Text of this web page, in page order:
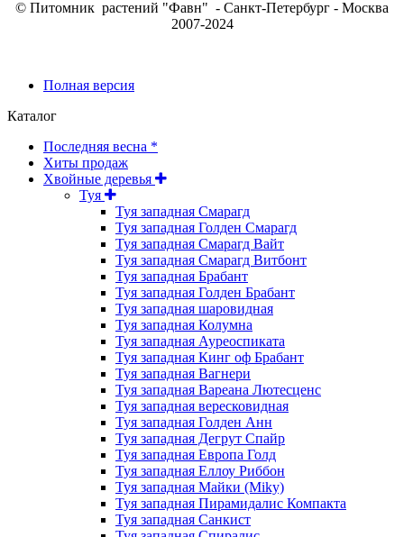
© Питомник растений "Фавн" - Санкт-Петербург - Москва
2007-2024
Полная версия
Каталог
Последняя весна *
Хиты продаж
Хвойные деревья
Туя
Туя западная Смарагд
Туя западная Голден Смарагд
Туя западная Смарагд Вайт
Туя западная Смарагд Витбонт
Туя западная Брабант
Туя западная Голден Брабант
Туя западная шаровидная
Туя западная Колумна
Туя западная Ауреоспиката
Туя западная Кинг оф Брабант
Туя западная Вагнери
Туя западная Вареана Лютесценс
Туя западная вересковидная
Туя западная Голден Анн
Туя западная Дегрут Спайр
Туя западная Европа Голд
Туя западная Еллоу Риббон
Туя западная Майки (Miky)
Туя западная Пирамидалис Компакта
Туя западная Санкист